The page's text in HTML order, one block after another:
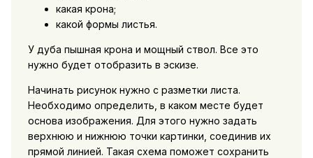
какая крона;
какой формы листья.
У дуба пышная крона и мощный ствол. Все это
нужно будет отобразить в эскизе.
Начинать рисунок нужно с разметки листа.
Необходимо определить, в каком месте будет
основа изображения. Для этого нужно задать
верхнюю и нижнюю точки картинки, соединив их
прямой линией. Такая схема поможет сохранить